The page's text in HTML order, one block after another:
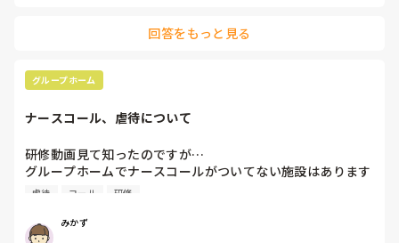
回答をもっと見る
グループホーム
ナースコール、虐待について
研修動画見て知ったのですが…
グループホームでナースコールがついてない施設はあります
でしょうか？
すが…。
虐待 コール 研修
みかず